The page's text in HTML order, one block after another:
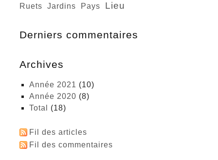
ruets jardins pays lieu
Derniers commentaires
Archives
année 2021 (10)
année 2020 (8)
total (18)
Fil des articles
Fil des commentaires